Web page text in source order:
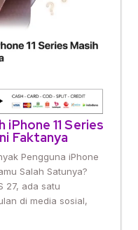
iPhone 11 Series
Faktanya
Pengguna iPhone
Salah Satunya?
27, ada satu
di media sosial,